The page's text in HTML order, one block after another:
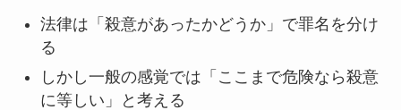
法律は「殺意があったかどうか」で罪名を分け
る
しかし一般の感覚では「ここまで危険なら殺意
に等しい」と考える